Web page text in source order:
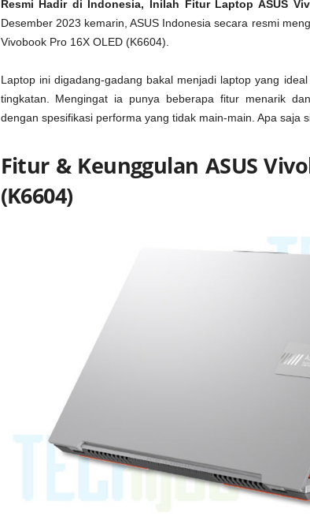
Resmi Hadir di Indonesia, Inilah Fitur Laptop ASUS
Desember 2023 kemarin, ASUS Indonesia secara resmi
Vivobook Pro 16X OLED (K6604).
Laptop ini digadang-gadang bakal menjadi laptop yang
tingkatan. Mengingat ia punya beberapa fitur menarik
dengan spesifikasi performa yang tidak main-main. Apa saja
Fitur & Keunggulan ASUS
(K6604)